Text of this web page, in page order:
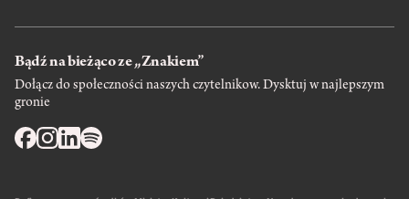
Bądź na bieżąco ze „Znakiem”
Dołącz do społeczności naszych czytelnikow. Dysktuj w najlepszym
gronie